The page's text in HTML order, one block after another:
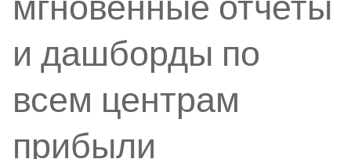
и дашборды по
всем центрам
прибыли